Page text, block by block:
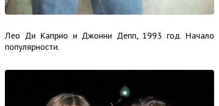
Лео Ди Каприо и Джонни Депп, 1993 год. Начало
популярности.